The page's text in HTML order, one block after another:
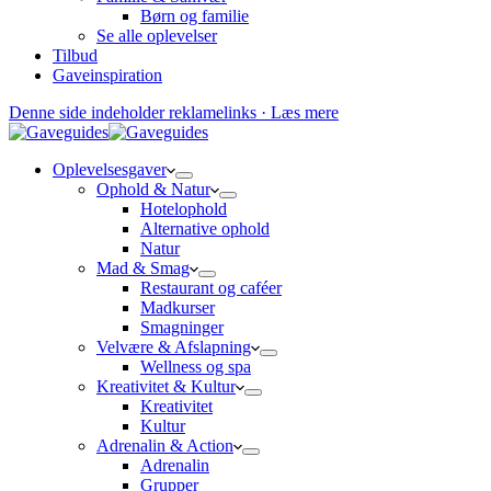
Børn og familie
Se alle oplevelser
Tilbud
Gaveinspiration
Denne side indeholder reklamelinks · Læs mere
Oplevelsesgaver
Ophold & Natur
Hotelophold
Alternative ophold
Natur
Mad & Smag
Restaurant og caféer
Madkurser
Smagninger
Velvære & Afslapning
Wellness og spa
Kreativitet & Kultur
Kreativitet
Kultur
Adrenalin & Action
Adrenalin
Grupper